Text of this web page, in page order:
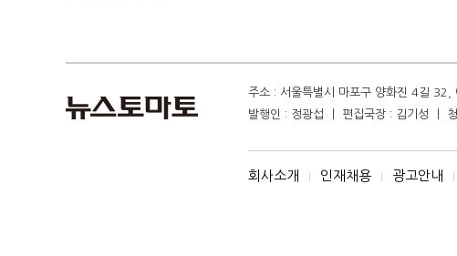
주소 : 서울특별시 마포구 양화진 4길
발행인 : 정광섭 ㅣ 편집국장 : 김기성
회사소개 I 인재채용 I 광고안내 I